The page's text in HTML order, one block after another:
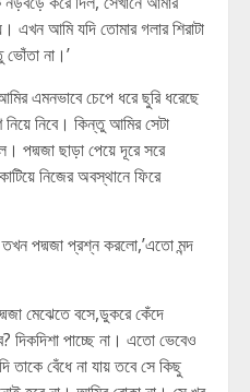
এখন আমি যদি তোমার গলার শিরাটা
ভোঁতা না।’
এমনভাবে চেপে ধরে ছুরি ধরেছে
নিবে। কিন্তু আমির সেটা
পদ্মজা ছাড়া পেয়ে দূরে সরে
নিজের অবস্থানে ফিরে
পদ্মজা প্রশ্ন করলো,’এতো মন্দ
মেঝেতে বসে,ডুকরে কেঁদে
দিকদিশা পাচ্ছে না। এতো ভেবেও
বেঁধে না যায় তবে সে কিছু